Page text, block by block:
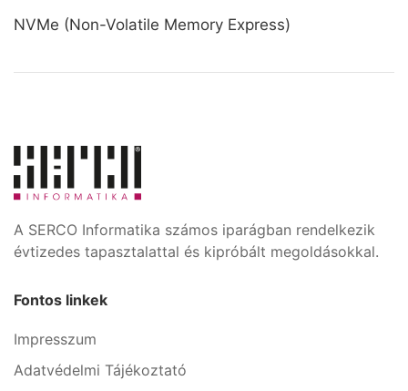
NVMe (Non-Volatile Memory Express)
A SERCO Informatika számos iparágban rendelkezik
évtizedes tapasztalattal és kipróbált megoldásokkal.
Fontos linkek
Impresszum
Adatvédelmi Tájékoztató